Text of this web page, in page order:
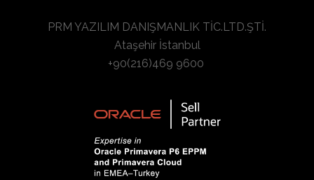
PRM YAZILIM DANIŞMANLIK TİC.LTD.ŞTİ.
Ataşehir İstanbul
+90(216)469 9600